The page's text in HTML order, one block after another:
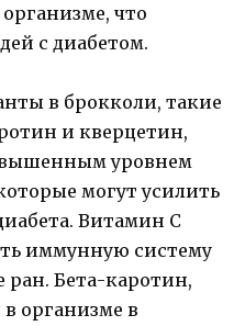
что
с диабетом.
в брокколи, такие
и кверцетин,
уровнем
могут усилить
Витамин С
иммунную систему
ран. Бета-каротин,
организме в